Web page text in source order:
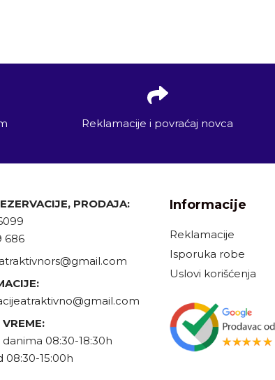
Reklamacije i povraćaj novca
PRODAJA:
686
atraktivnors@gmail.com
08:30-18:30h
08:30-15:00h
Informacije
Reklamacije
Isporuka robe
Uslovi korišćenja